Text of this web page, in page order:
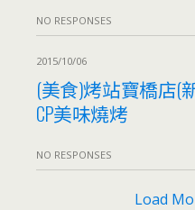
NO RESPONSES
2015/10/06
(美食)烤站寶橋店(
CP美味燒烤
NO RESPONSES
Load